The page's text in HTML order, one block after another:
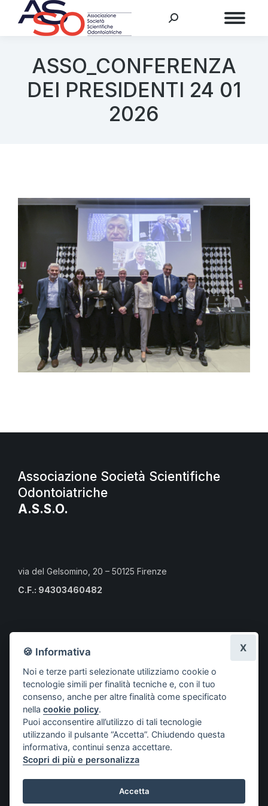
ASSO_CONFERENZA
DEI PRESIDENTI 24 01
2026
Associazione Società Scientifiche
Odontoiatriche
A.S.S.O.
via del Gelsomino, 20 – 50125 Firenze
C.F.: 94303460482
Risorse per i professionisti
Risorse per i cittadini
Risorse per gli Studenti CLMOPD
A.S.S.O.
Società aderenti
Progetti
Contatti
🍪 Informativa
Noi e terze parti selezionate utilizziamo cookie o
tecnologie simili per finalità tecniche e, con il tuo
consenso, anche per altre finalità come specificato
nellacookie policy.
Puoi acconsentire all’utilizzo di tali tecnologie
utilizzando il pulsante “Accetta”. Chiudendo questa
informativa, continui senza accettare.
Scopri di più e personalizza
Accetta
X